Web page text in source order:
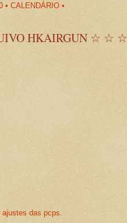
• CALENDÁRIO •
HKAIRGUN ☆ ☆ ☆
das pcps.